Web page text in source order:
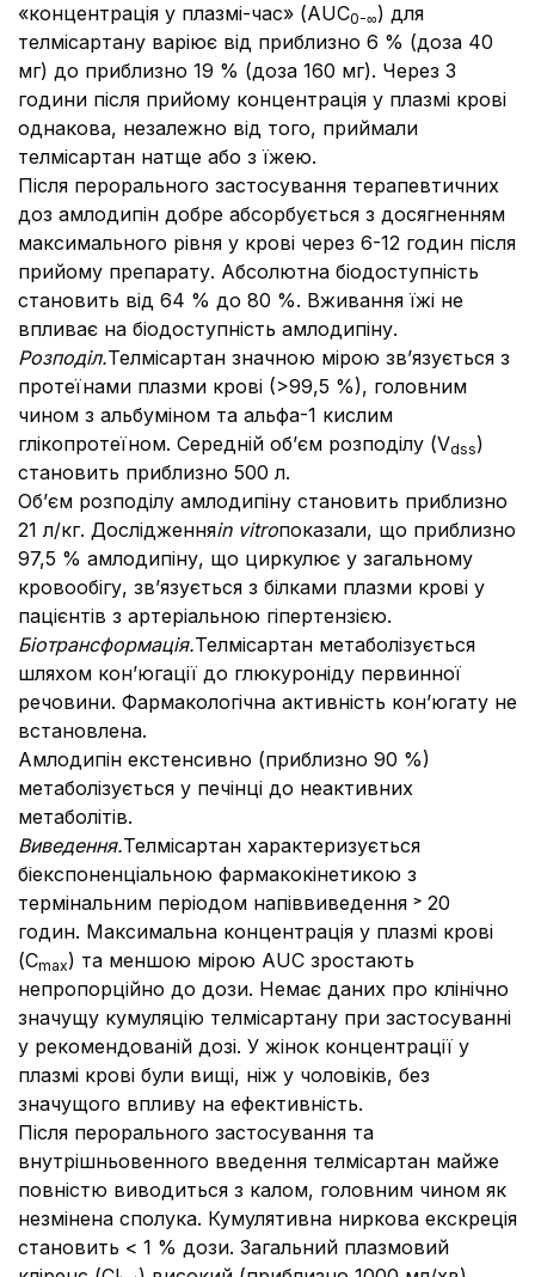
«концентрація у плазмі-час» (AUC0-∞) для
телмісартану варіює від приблизно 6 % (доза 40
мг) до приблизно 19 % (доза 160 мг). Через 3
години після прийому концентрація у плазмі крові
однакова, незалежно від того, приймали
телмісартан натще або з їжею.
Після перорального застосування терапевтичних
доз амлодипін добре абсорбується з досягненням
максимального рівня у крові через 6-12 годин після
прийому препарату. Абсолютна біодоступність
становить від 64 % до 80 %. Вживання їжі не
впливає на біодоступність амлодипіну.
Розподіл.Телмісартан значною мірою зв’язується з
протеїнами плазми крові (>99,5 %), головним
чином з альбуміном та альфа-1 кислим
глікопротеїном. Середній об’єм розподілу (Vdss)
становить приблизно 500 л.
Об’єм розподілу амлодипіну становить приблизно
21 л/кг. Дослідженняin vitroпоказали, що приблизно
97,5 % амлодипіну, що циркулює у загальному
кровообігу, зв’язується з білками плазми крові у
пацієнтів з артеріальною гіпертензією.
Біотрансформація.Телмісартан метаболізується
шляхом кон’югації до глюкуроніду первинної
речовини. Фармакологічна активність кон’югату не
встановлена.
Амлодипін екстенсивно (приблизно 90 %)
метаболізується у печінці до неактивних
метаболітів.
Виведення.Телмісартан характеризується
біекспоненціальною фармакокінетикою з
термінальним періодом напіввиведення ˃ 20
годин. Максимальна концентрація у плазмі крові
(Cmax) та меншою мірою АUC зростають
непропорційно до дози. Немає даних про клінічно
значущу кумуляцію телмісартану при застосуванні
у рекомендованій дозі. У жінок концентрації у
плазмі крові були вищі, ніж у чоловіків, без
значущого впливу на ефективність.
Після перорального застосування та
внутрішньовенного введення телмісартан майже
повністю виводиться з калом, головним чином як
незмінена сполука. Кумулятивна ниркова екскреція
становить < 1 % дози. Загальний плазмовий